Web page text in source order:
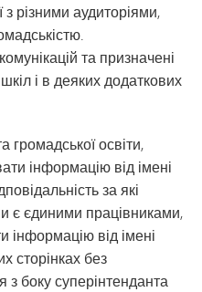
з різними аудиторіями,
та призначені
і в деяких додаткових
громадської освіти,
інформацію від імені
за які
є єдиними працівниками,
інформацію від імені
сторінках без
з боку суперінтенданта